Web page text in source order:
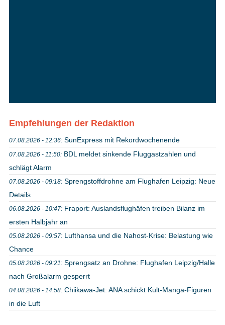
Empfehlungen der Redaktion
07.08.2026 - 12:36: SunExpress mit Rekordwochenende
07.08.2026 - 11:50: BDL meldet sinkende Fluggastzahlen und
schlägt Alarm
07.08.2026 - 09:18: Sprengstoffdrohne am Flughafen Leipzig: Neue
Details
06.08.2026 - 10:47: Fraport: Auslandsflughäfen treiben Bilanz im
ersten Halbjahr an
05.08.2026 - 09:57: Lufthansa und die Nahost-Krise: Belastung wie
Chance
05.08.2026 - 09:21: Sprengsatz an Drohne: Flughafen Leipzig/Halle
nach Großalarm gesperrt
04.08.2026 - 14:58: Chiikawa-Jet: ANA schickt Kult-Manga-Figuren
in die Luft